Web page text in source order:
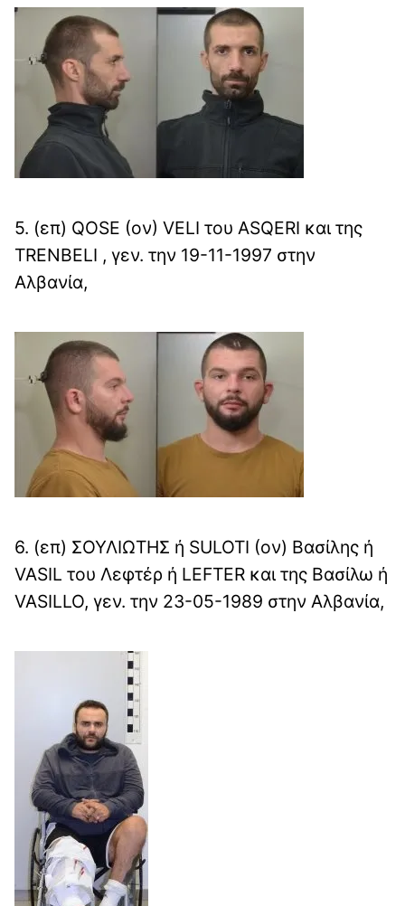
5. (επ) QOSE (ον) VELI του ASQERI και της
TRENBELI , γεν. την 19-11-1997 στην
Αλβανία,
6. (επ) ΣΟΥΛΙΩΤΗΣ ή SULOTI (ον) Βασίλης ή
VASIL του Λεφτέρ ή LEFTER και της Βασίλω ή
VASILLO, γεν. την 23-05-1989 στην Αλβανία,